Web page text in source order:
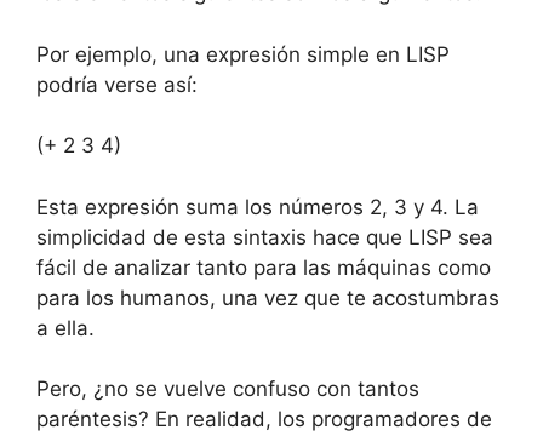
Por ejemplo, una expresión simple en LISP
podría verse así:
(+ 2 3 4)
Esta expresión suma los números 2, 3 y 4. La
simplicidad de esta sintaxis hace que LISP sea
fácil de analizar tanto para las máquinas como
para los humanos, una vez que te acostumbras
a ella.
Pero, ¿no se vuelve confuso con tantos
paréntesis? En realidad, los programadores de